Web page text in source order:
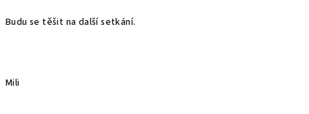
Budu se těšit na další setkání.
Mili